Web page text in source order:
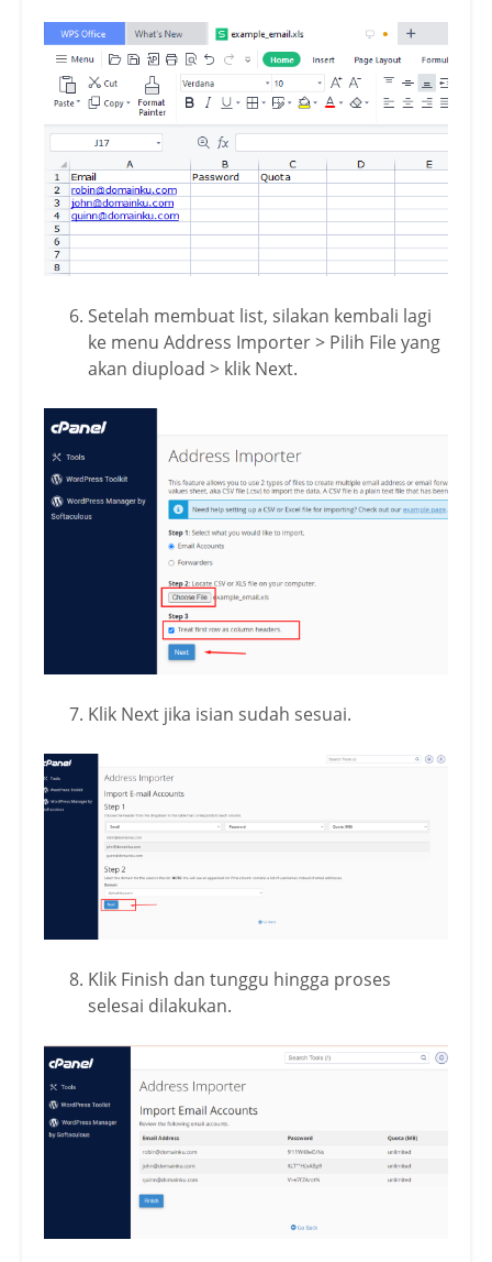
Setelah membuat list, silakan kembali lagi
ke menu Address Importer > Pilih File yang
akan diupload > klik Next.
Klik Next jika isian sudah sesuai.
Klik Finish dan tunggu hingga proses
selesai dilakukan.